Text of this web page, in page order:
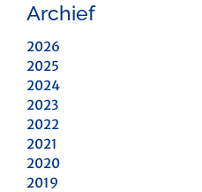
Archief
2026
2025
2024
2023
2022
2021
2020
2019